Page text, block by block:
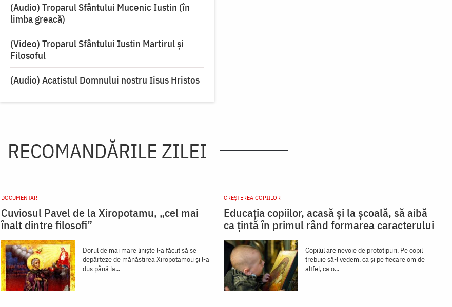
(Audio) Troparul Sfântului Mucenic Iustin (în
limba greacă)
(Video) Troparul Sfântului Iustin Martirul și
Filosoful
(Audio) Acatistul Domnului nostru Iisus Hristos
RECOMANDĂRILE ZILEI
DOCUMENTAR
Cuviosul Pavel de la Xiropotamu, „cel mai
înalt dintre filosofi”
Dorul de mai mare liniște l-a făcut să se
depărteze de mănăstirea Xiropotamou și l-a
dus până la...
CREŞTEREA COPIILOR
Educația copiilor, acasă și la școală, să aibă
ca țintă în primul rând formarea caracterului
Copilul are nevoie de prototipuri. Pe copil
trebuie să-l vedem, ca și pe fiecare om de
altfel, ca o...